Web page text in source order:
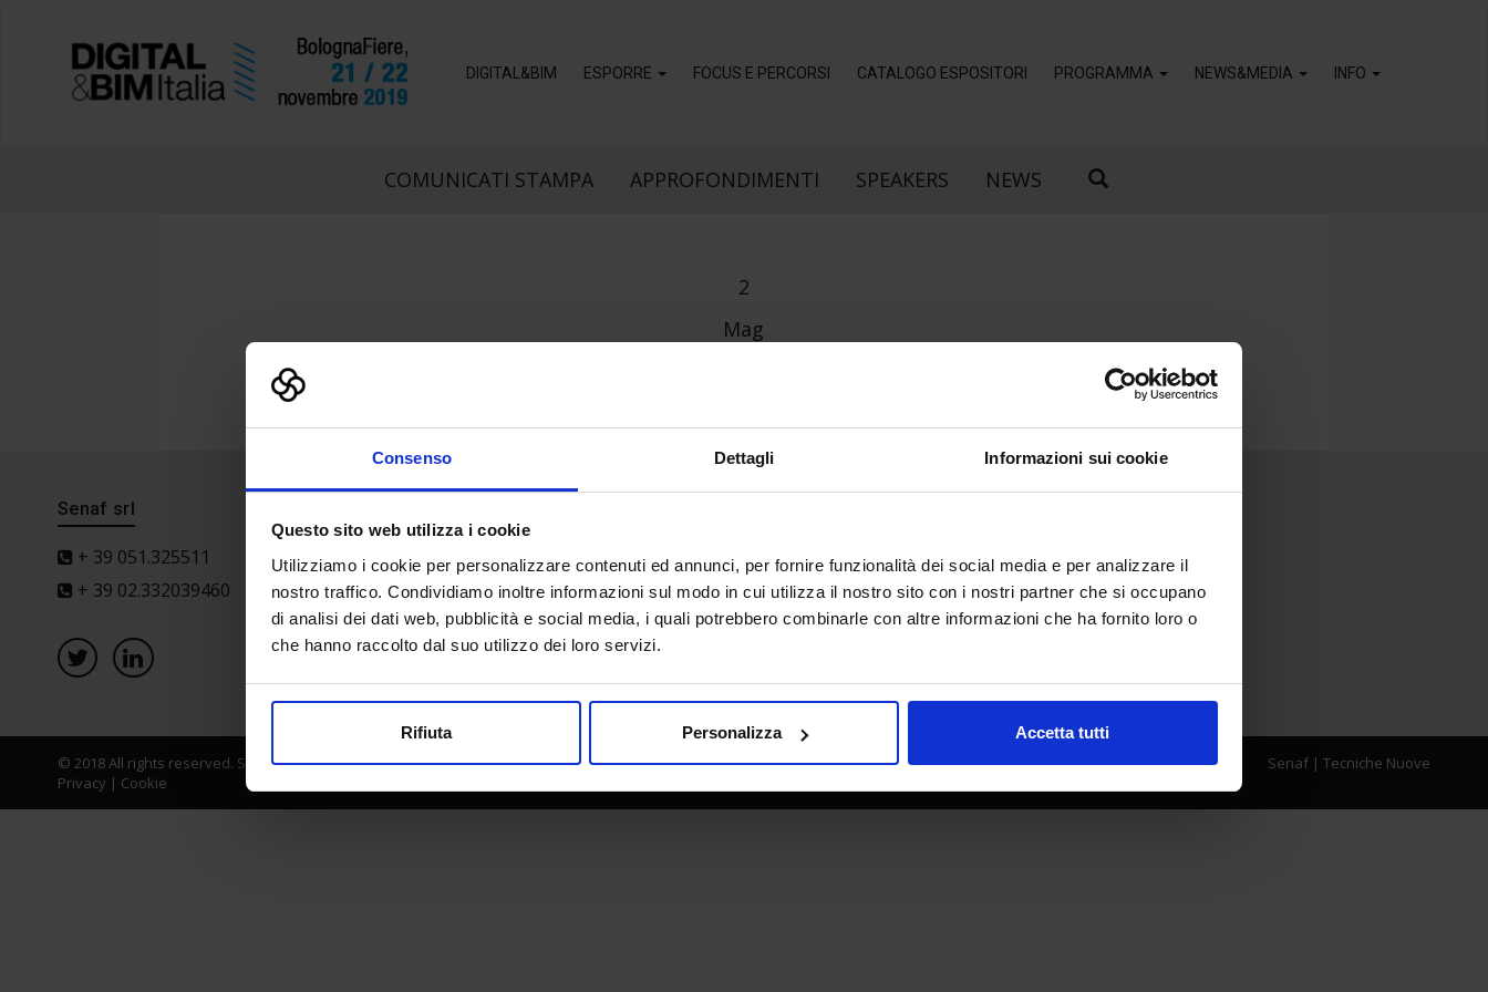
Consenso Dettagli Informazioni sui cookie
Questo sito web utilizza i cookie
Utilizziamo i cookie per personalizzare contenuti ed annunci, per fornire funzionalità dei social media e per analizzare il
nostro traffico. Condividiamo inoltre informazioni sul modo in cui utilizza il nostro sito con i nostri partner che si occupano
di analisi dei dati web, pubblicità e social media, i quali potrebbero combinarle con altre informazioni che ha fornito loro o
che hanno raccolto dal suo utilizzo dei loro servizi.
Rifiuta Personalizza Accetta tutti
DIGITAL&BIM ESPORRE FOCUS E PERCORSI CATALOGO ESPOSITORI PROGRAMMA NEWS&MEDIA INFO
COMUNICATI STAMPA APPROFONDIMENTI SPEAKERS NEWS
2
Mag
Senaf srl
+ 39 051.325511
+ 39 02.332039460
© 2018 All rights reserved. Senaf srl - Gruppo Tecniche Nuove Spa - P.IVA 06382730155 - C.F. 02213830371
Privacy | Cookie
Senaf| Tecniche Nuove